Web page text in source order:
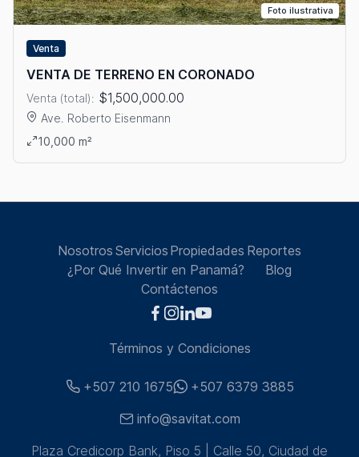
Foto ilustrativa
Venta
VENTA DE TERRENO EN CORONADO
Venta (total): $1,500,000.00
Ave. Roberto Eisenmann
Ver detalles: VENTA DE TERRENO EN CORONADO
10,000 m²
Nosotros Servicios Propiedades Reportes
¿Por Qué Invertir en Panamá?
Blog
Contáctenos
Términos y Condiciones
+507 210 1675
+507 6379 3885
info@savitat.com
Plaza Credicorp Bank, Piso 5 | Calle 50, Ciudad de